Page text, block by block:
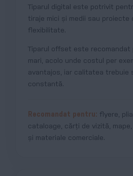
Tiparul digital este potrivit
tiraje mici și medii sau proiecte
flexibilitate.
Tiparul offset este
mari, acolo unde costul per
avantajos, iar calitatea trebuie
constantă.
Recomandat pentru: flyere,
cataloage, cărți de vizită,
și materiale comerciale.